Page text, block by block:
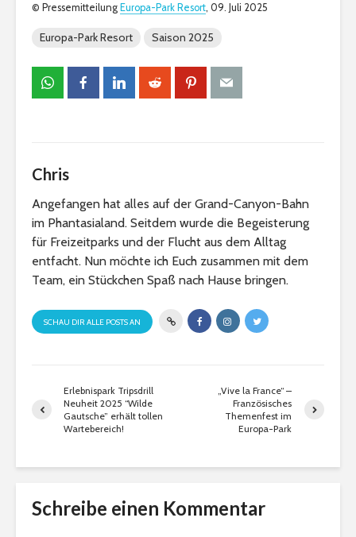
© Pressemitteilung Europa-Park Resort, 09. Juli 2025
Europa-Park Resort Saison 2025
Chris
Angefangen hat alles auf der Grand-Canyon-Bahn
im Phantasialand. Seitdem wurde die Begeisterung
für Freizeitparks und der Flucht aus dem Alltag
entfacht. Nun möchte ich Euch zusammen mit dem
Team, ein Stückchen Spaß nach Hause bringen.
SCHAU DIR ALLE POSTS AN
Erlebnispark Tripsdrill
Neuheit 2025 “Wilde
Gautsche” erhält tollen
Wartebereich!
„Vive la France“ –
Französisches
Themenfest im
Europa-Park
Schreibe einen Kommentar